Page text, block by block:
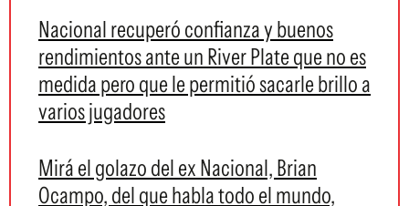
Nacional recuperó confianza y buenos
rendimientos ante un River Plate que no es
medida pero que le permitió sacarle brillo a
varios jugadores
Mirá el golazo del ex Nacional, Brian
Ocampo, del que habla todo el mundo,